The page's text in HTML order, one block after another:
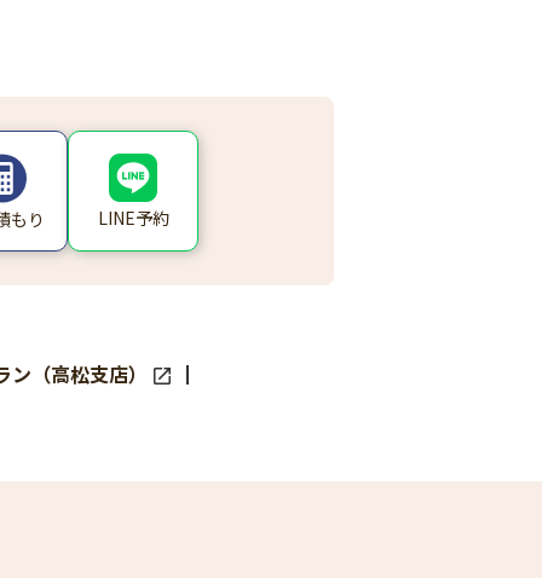
もり LINE予約
（高松支店）